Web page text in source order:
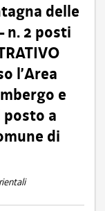
delle
n. 2 posti
l’Area
e
posto a
di